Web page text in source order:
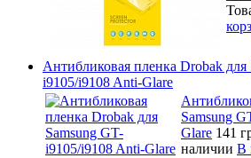
Антибликовая пленка Drobak для
i9105/i9108 Anti-Glare
Samsung
Glare 141
наличии В